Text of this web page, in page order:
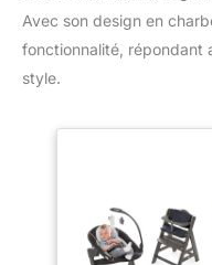
Avec son design en
fonctionnalité, répondant
style.